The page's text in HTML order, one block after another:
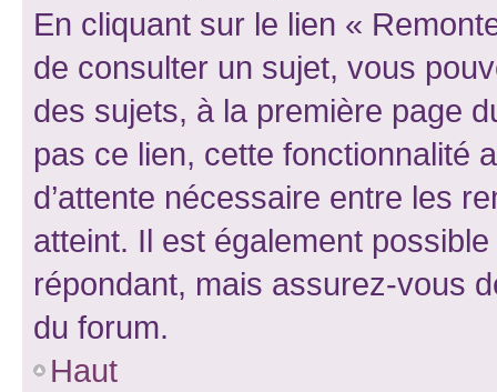
En cliquant sur le lien «
de consulter un sujet, vous
des sujets, à la première page
pas ce lien, cette fonctionnalité
d’attente nécessaire entre les
atteint. Il est également
répondant, mais assurez-vous
du forum.
Haut